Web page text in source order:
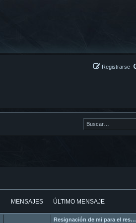
Registrarse
MENSAJES ÚLTIMO MENSAJE
Resignación de mi para el res…